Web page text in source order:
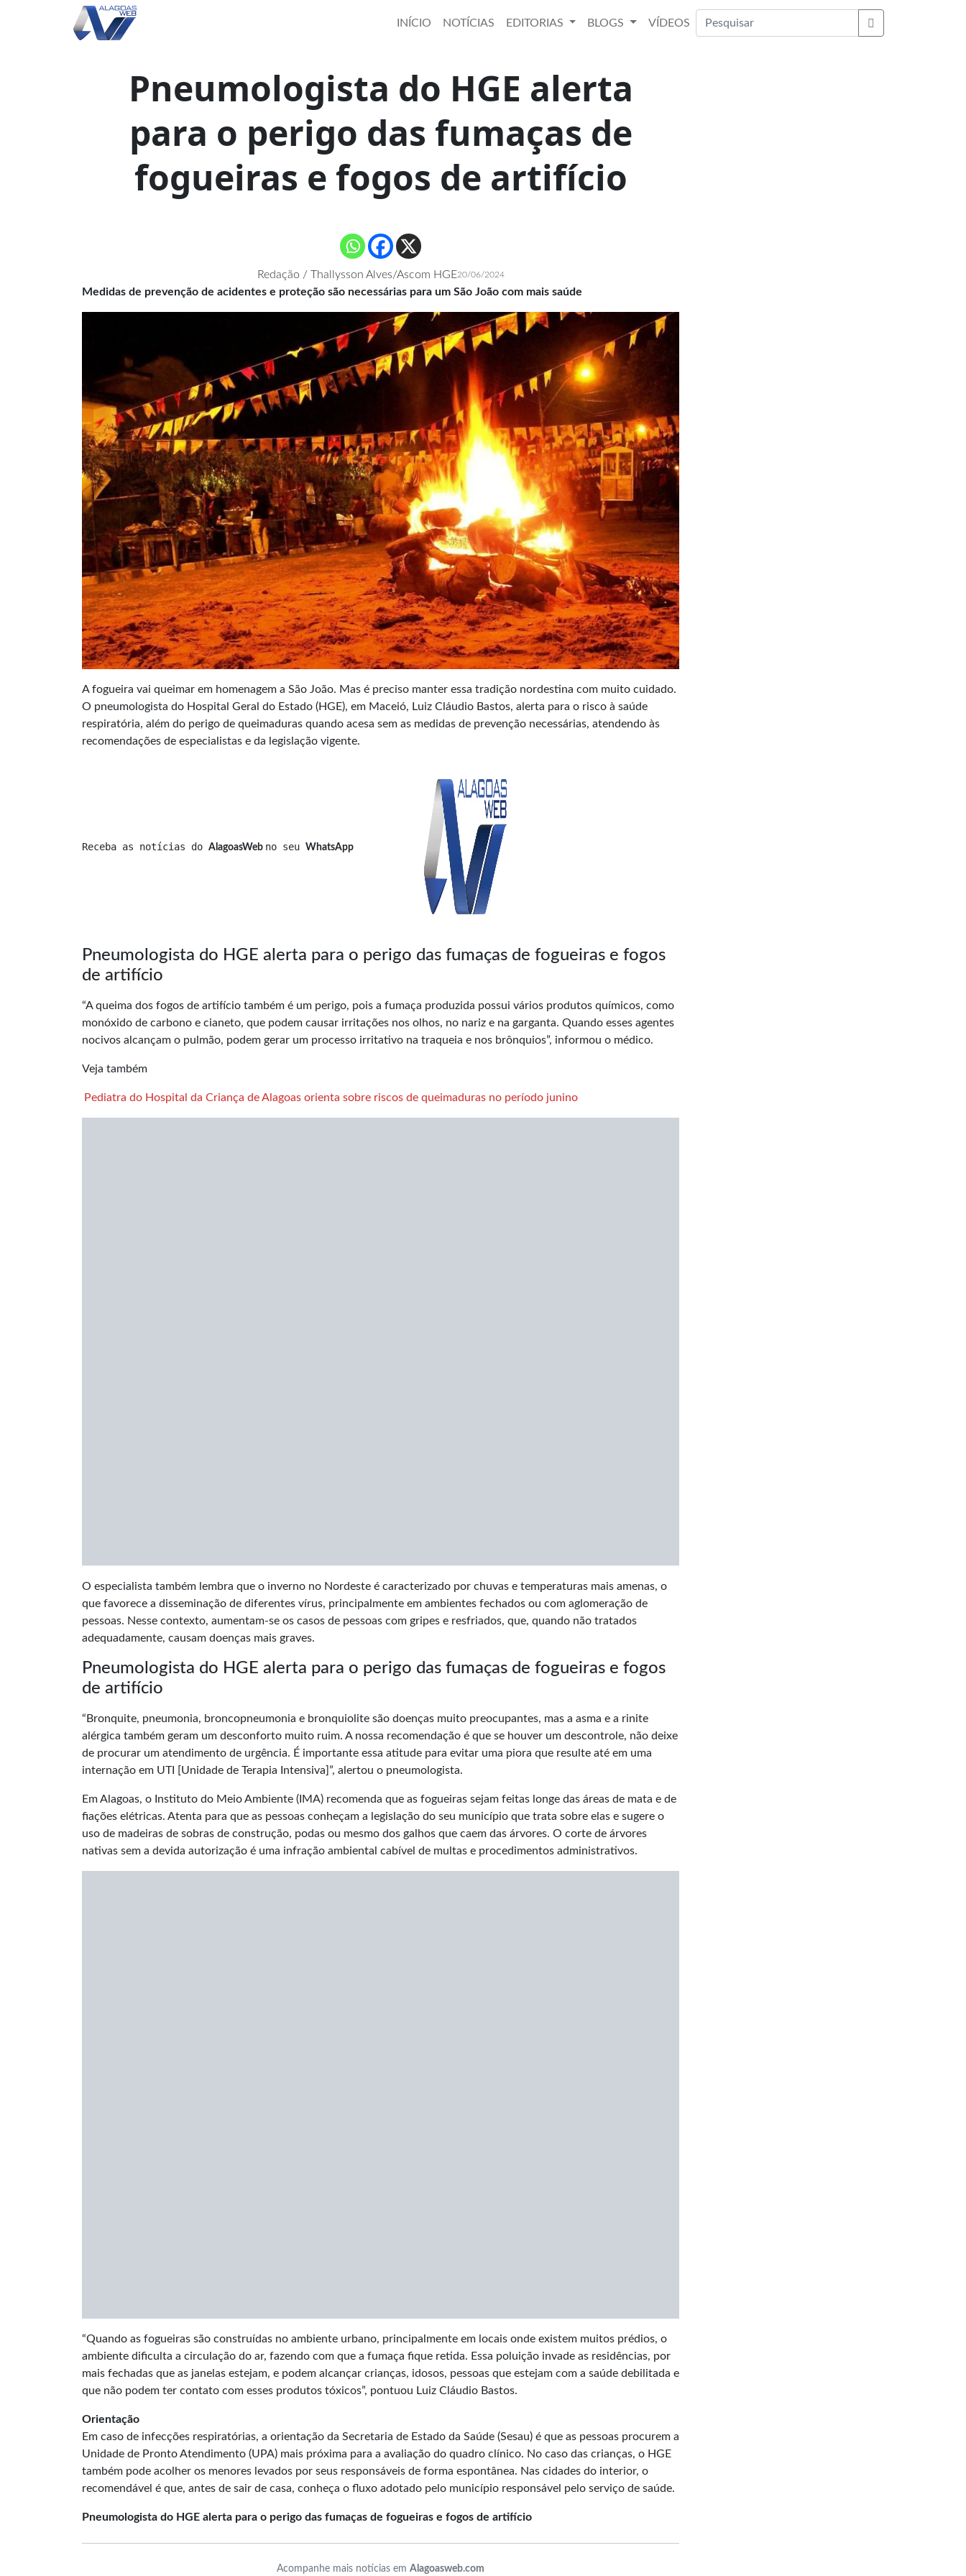
INÍCIO NOTÍCIAS EDITORIAS BLOGS
VÍDEOS
Buscar
Pneumologista do HGE alerta
para o perigo das fumaças de
fogueiras e fogos de artifício
Redação / Thallysson Alves/Ascom HGE20/06/2024
Medidas de prevenção de acidentes e proteção são necessárias para um São João com mais saúde
A fogueira vai queimar em homenagem a São João. Mas é preciso manter essa tradição nordestina com muito cuidado.
O pneumologista do Hospital Geral do Estado (HGE), em Maceió, Luiz Cláudio Bastos, alerta para o risco à saúde
respiratória, além do perigo de queimaduras quando acesa sem as medidas de prevenção necessárias, atendendo às
recomendações de especialistas e da legislação vigente.
Receba as notícias do AlagoasWeb no seu WhatsApp
Pneumologista do HGE alerta para o perigo das fumaças de fogueiras e fogos
de artifício
“A queima dos fogos de artifício também é um perigo, pois a fumaça produzida possui vários produtos químicos, como
monóxido de carbono e cianeto, que podem causar irritações nos olhos, no nariz e na garganta. Quando esses agentes
nocivos alcançam o pulmão, podem gerar um processo irritativo na traqueia e nos brônquios”, informou o médico.
Veja também
Pediatra do Hospital da Criança de Alagoas orienta sobre riscos de queimaduras no período junino
O especialista também lembra que o inverno no Nordeste é caracterizado por chuvas e temperaturas mais amenas, o
que favorece a disseminação de diferentes vírus, principalmente em ambientes fechados ou com aglomeração de
pessoas. Nesse contexto, aumentam-se os casos de pessoas com gripes e resfriados, que, quando não tratados
adequadamente, causam doenças mais graves.
Pneumologista do HGE alerta para o perigo das fumaças de fogueiras e fogos
de artifício
“Bronquite, pneumonia, broncopneumonia e bronquiolite são doenças muito preocupantes, mas a asma e a rinite
alérgica também geram um desconforto muito ruim. A nossa recomendação é que se houver um descontrole, não deixe
de procurar um atendimento de urgência. É importante essa atitude para evitar uma piora que resulte até em uma
internação em UTI [Unidade de Terapia Intensiva]”, alertou o pneumologista.
Em Alagoas, o Instituto do Meio Ambiente (IMA) recomenda que as fogueiras sejam feitas longe das áreas de mata e de
fiações elétricas. Atenta para que as pessoas conheçam a legislação do seu município que trata sobre elas e sugere o
uso de madeiras de sobras de construção, podas ou mesmo dos galhos que caem das árvores. O corte de árvores
nativas sem a devida autorização é uma infração ambiental cabível de multas e procedimentos administrativos.
“Quando as fogueiras são construídas no ambiente urbano, principalmente em locais onde existem muitos prédios, o
ambiente dificulta a circulação do ar, fazendo com que a fumaça fique retida. Essa poluição invade as residências, por
mais fechadas que as janelas estejam, e podem alcançar crianças, idosos, pessoas que estejam com a saúde debilitada e
que não podem ter contato com esses produtos tóxicos”, pontuou Luiz Cláudio Bastos.
Orientação
Em caso de infecções respiratórias, a orientação da Secretaria de Estado da Saúde (Sesau) é que as pessoas procurem a
Unidade de Pronto Atendimento (UPA) mais próxima para a avaliação do quadro clínico. No caso das crianças, o HGE
também pode acolher os menores levados por seus responsáveis de forma espontânea. Nas cidades do interior, o
recomendável é que, antes de sair de casa, conheça o fluxo adotado pelo município responsável pelo serviço de saúde.
Pneumologista do HGE alerta para o perigo das fumaças de fogueiras e fogos de artifício
Acompanhe mais notícias em Alagoasweb.com